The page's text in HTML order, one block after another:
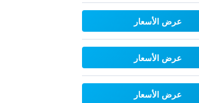
عرض الأسعار
عرض الأسعار
عرض الأسعار